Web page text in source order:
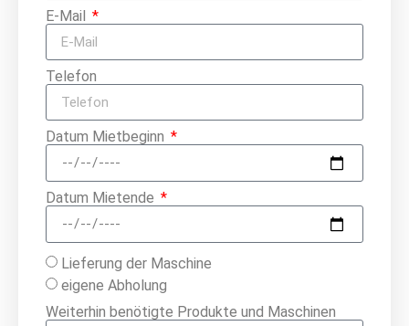
E-Mail
Telefon
Datum Mietbeginn
Datum Mietende
Lieferung der Maschine
eigene Abholung
Weiterhin benötigte Produkte und Maschinen